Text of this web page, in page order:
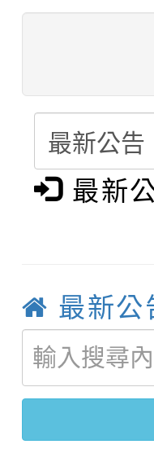
結果(
學年
結果(
【甄
學年
結果(
【甄
學年
結果(
轉知
賽及
賽實施
轉知
比賽
轉知
城市
畫影片
轉知
劇比
表
轉知
敬師
【甄
學年
【甄
最新
最新公